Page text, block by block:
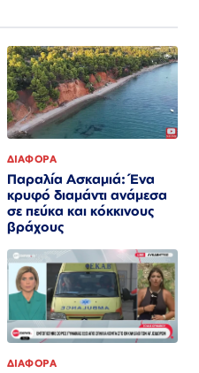
ΔΙΑΦΟΡΑ
Παραλία Ασκαμιά: Ένα
κρυφό διαμάντι ανάμεσα
σε πεύκα και κόκκινους
βράχους
ΔΙΑΦΟΡΑ